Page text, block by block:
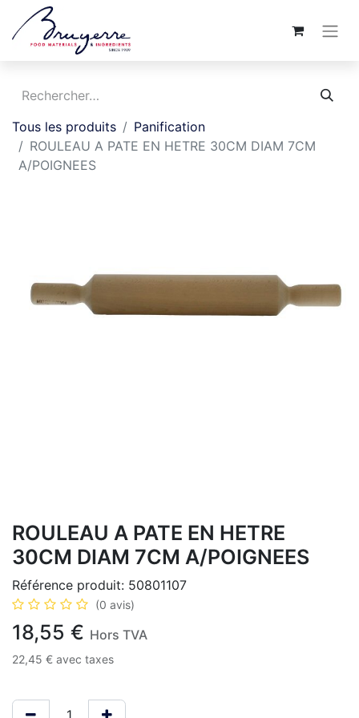
Tous les produits
Panification
ROULEAU A PATE EN HETRE 30CM DIAM 7CM
A/POIGNEES
ROULEAU A PATE EN HETRE
30CM DIAM 7CM A/POIGNEES
Référence produit: 50801107
(0 avis)
18,55 € Hors TVA
22,45 € avec taxes